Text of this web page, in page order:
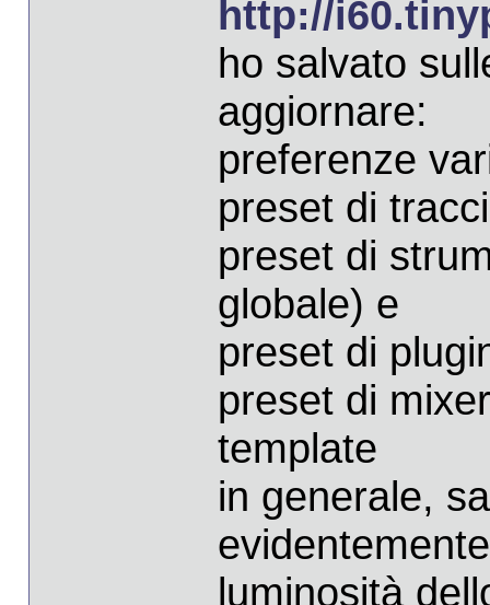
http://
ho salvato
aggiornare:
preferenze
preset di
preset di
globale) e
preset di
preset di mixer
template
in generale,
luminosità